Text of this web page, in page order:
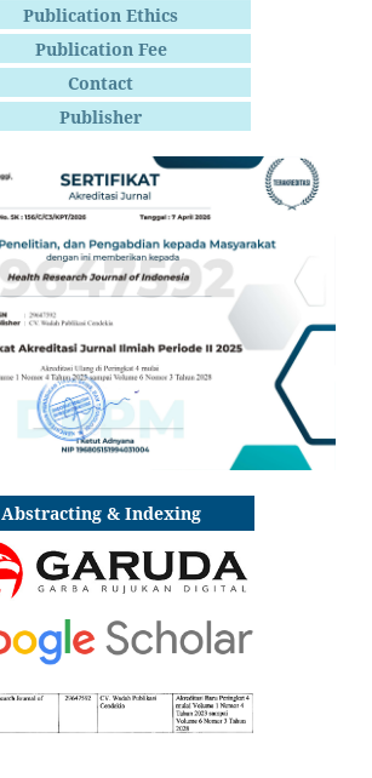
Publication Ethics
Publication Fee
Contact
Publisher
Abstracting & Indexing